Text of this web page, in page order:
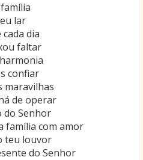
lar
dia
faltar
confiar
maravilhas
de operar
do Senhor
família com amor
teu louvor
do Senhor